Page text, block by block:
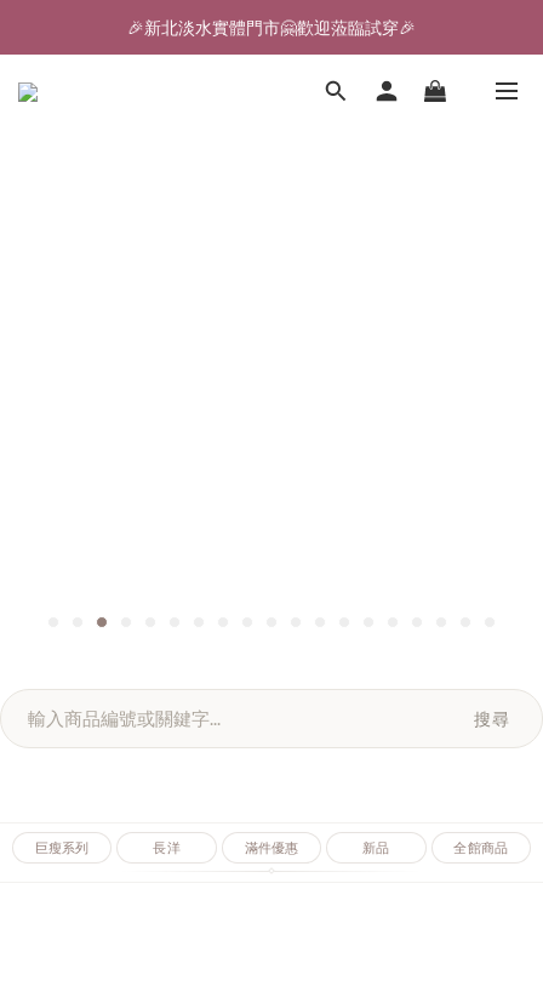
🎉新北淡水實體門市🤗歡迎蒞臨試穿🎉
🎉新北淡水實體門市🤗歡迎蒞臨試穿🎉
登入會員、即享限定優惠回饋✨
搜尋
巨瘦系列 長洋 滿件優惠 新品 全館商品